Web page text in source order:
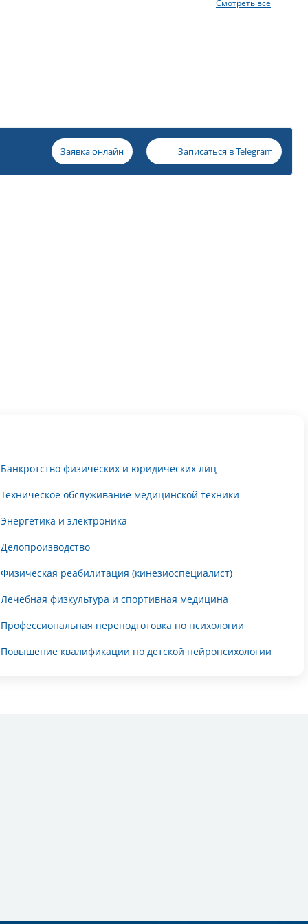
Смотреть все
Заявка онлайн Записаться вTelegram
Банкротство физических и юридических лиц
Техническое обслуживание медицинской техники
Энергетика и электроника
Делопроизводство
Физическая реабилитация (кинезиоспециалист)
Лечебная физкультура и спортивная медицина
Профессиональная переподготовка по психологии
Повышение квалификации по детской нейропсихологии